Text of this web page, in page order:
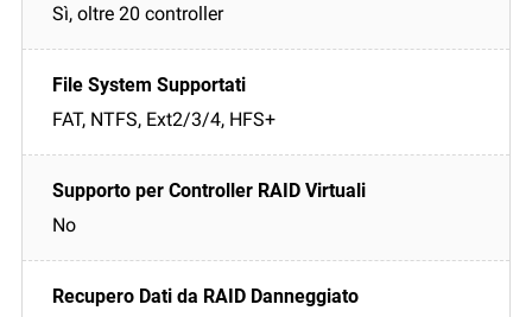
Sì, oltre 20 controller
FAT, NTFS, Ext2/3/4, HFS+
No